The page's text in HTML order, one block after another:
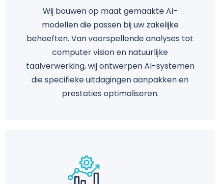
Wij bouwen op maat gemaakte AI-
modellen die passen bij uw zakelijke
behoeften. Van voorspellende analyses tot
computer vision en natuurlijke
taalverwerking, wij ontwerpen AI-systemen
die specifieke uitdagingen aanpakken en
prestaties optimaliseren.